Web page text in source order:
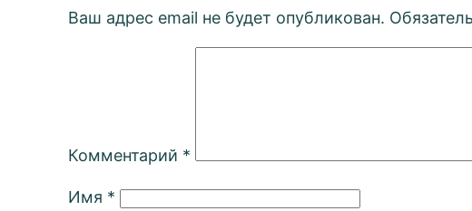
Ваш адрес email не будет опубликован.
Комментарий *
Имя *